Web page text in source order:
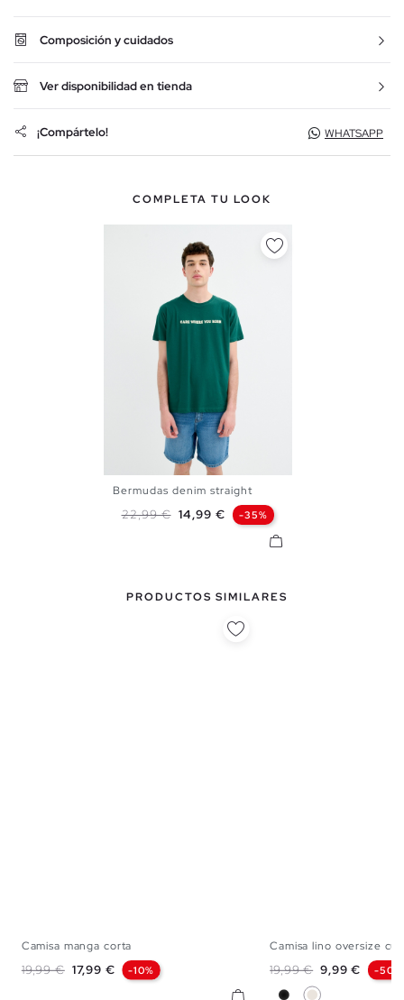
Composición y cuidados
Ver disponibilidad en tienda
¡Compártelo! WHATSAPP
COMPLETA TU LOOK
44
Bermudas denim straight
Precio base
22,99 € Precio
14,99 € -35%
PRODUCTOS SIMILARES
S
Camisa manga corta
Precio base
19,99 € Precio
17,99 € -10%
Camisa lino oversize
Precio base
19,99 € Precio
9,99 € -50%
NegroCrudo